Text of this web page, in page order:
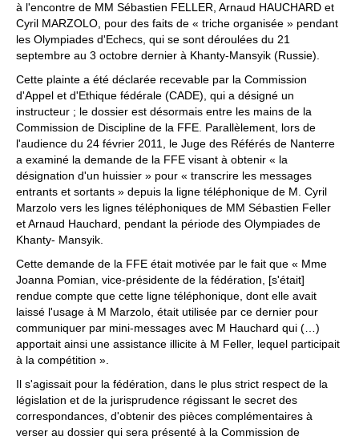
à l'encontre de MM Sébastien FELLER, Arnaud HAUCHARD et
Cyril MARZOLO, pour des faits de « triche organisée » pendant
les Olympiades d'Echecs, qui se sont déroulées du 21
septembre au 3 octobre dernier à Khanty‐Mansyik (Russie).
Cette plainte a été déclarée recevable par la Commission
d'Appel et d'Ethique fédérale (CADE), qui a désigné un
instructeur ; le dossier est désormais entre les mains de la
Commission de Discipline de la FFE. Parallèlement, lors de
l'audience du 24 février 2011, le Juge des Référés de Nanterre
a examiné la demande de la FFE visant à obtenir « la
désignation d'un huissier » pour « transcrire les messages
entrants et sortants » depuis la ligne téléphonique de M. Cyril
Marzolo vers les lignes téléphoniques de MM Sébastien Feller
et Arnaud Hauchard, pendant la période des Olympiades de
Khanty‐ Mansyik.
Cette demande de la FFE était motivée par le fait que « Mme
Joanna Pomian, vice‐présidente de la fédération, [s'était]
rendue compte que cette ligne téléphonique, dont elle avait
laissé l'usage à M Marzolo, était utilisée par ce dernier pour
communiquer par mini‐messages avec M Hauchard qui (…)
apportait ainsi une assistance illicite à M Feller, lequel participait
à la compétition ».
Il s'agissait pour la fédération, dans le plus strict respect de la
législation et de la jurisprudence régissant le secret des
correspondances, d'obtenir des pièces complémentaires à
verser au dossier qui sera présenté à la Commission de